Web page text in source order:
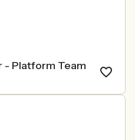
- Platform Team